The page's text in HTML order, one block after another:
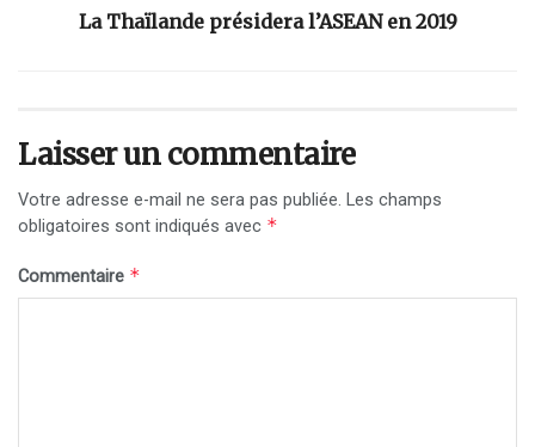
La Thaïlande présidera l’ASEAN en 2019
Laisser un commentaire
Votre adresse e-mail ne sera pas publiée. Les champs
obligatoires sont indiqués avec *
Commentaire *